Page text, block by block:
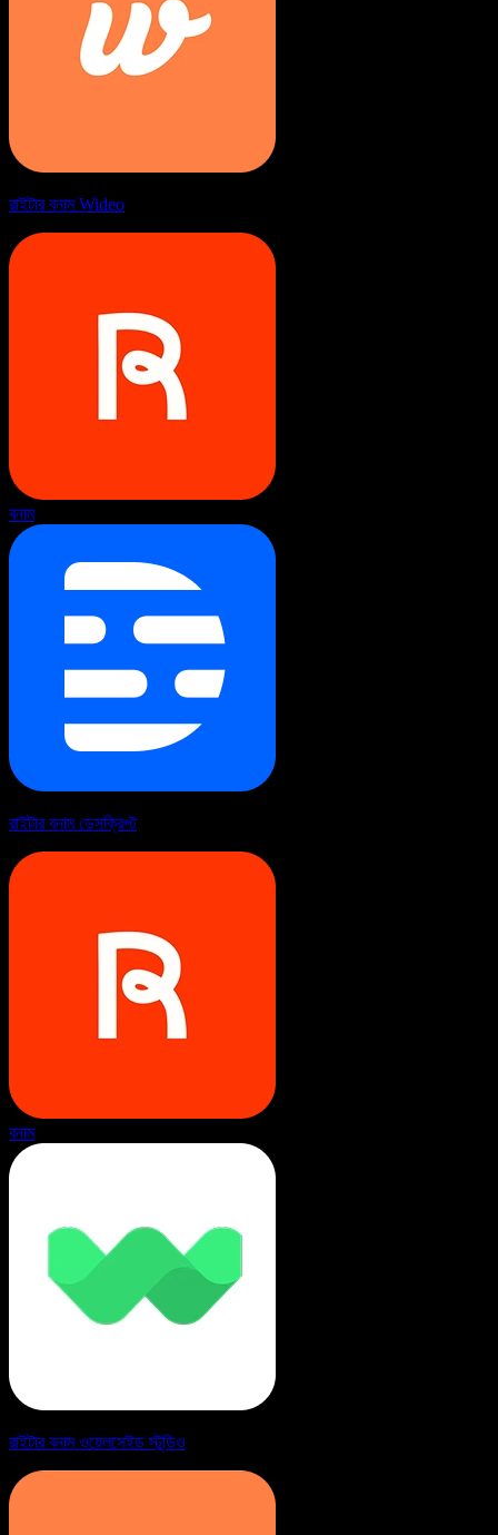
রাইটার বনাম Wideo
বনাম
রাইটার বনাম ডেসক্রিপ্ট
বনাম
রাইটার বনাম ওয়েলসেইড স্টুডিও